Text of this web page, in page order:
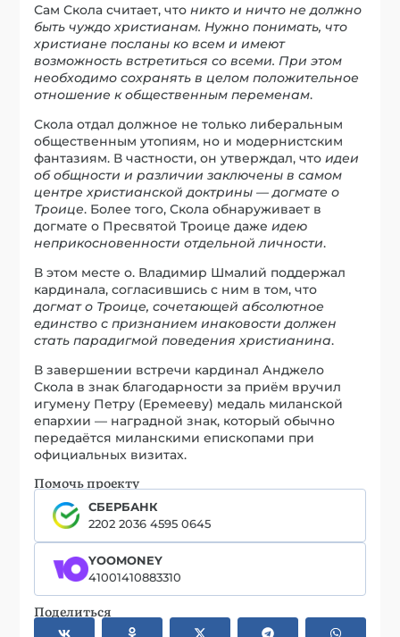
Сам Скола считает, чтоникто и ничто не должно
быть чуждо христианам. Нужно понимать, что
христиане посланы ко всем и имеют
возможность встретиться со всеми. При этом
необходимо сохранять в целом положительное
отношение к общественным переменам.
Скола отдал должное не только либеральным
общественным утопиям, но и модернистским
фантазиям. В частности, он утверждал, чтоидеи
об общности и различии заключены в самом
центре христианской доктрины — догмате о
Троице. Более того, Скола обнаруживает в
догмате о Пресвятой Троице дажеидею
неприкосновенности отдельной личности.
В этом месте о. Владимир Шмалий поддержал
кардинала, согласившись с ним в том, что
догмат о Троице, сочетающей абсолютное
единство с признанием инаковости должен
стать парадигмой поведения христианина.
В завершении встречи кардинал Анджело
Скола в знак благодарности за приём вручил
игумену Петру (Еремееву) медаль миланской
епархии — наградной знак, который обычно
передаётся миланскими епископами при
официальных визитах.
Помочь проекту
СБЕРБАНК
2202 2036 4595 0645
YOOMONEY
41001410883310
Поделиться